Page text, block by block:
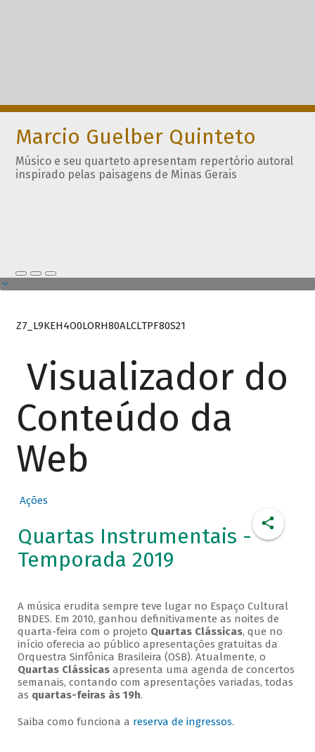
Marcio Guelber Quinteto
Músico e seu quarteto apresentam repertório autoral
inspirado pelas paisagens de Minas Gerais
Z7_L9KEH4O0LORH80ALCLTPF80S21
Visualizador do
Conteúdo da
Web
Ações
Quartas Instrumentais -
Temporada 2019
A música erudita sempre teve lugar no Espaço Cultural
BNDES. Em 2010, ganhou definitivamente as noites de
quarta-feira com o projeto Quartas Clássicas, que no
início oferecia ao público apresentações gratuitas da
Orquestra Sinfônica Brasileira (OSB). Atualmente, o
Quartas Clássicasapresenta uma agenda de concertos
semanais, contando com apresentações variadas, todas
as quartas-feiras às 19h.
Saiba como funciona a reserva de ingressos.